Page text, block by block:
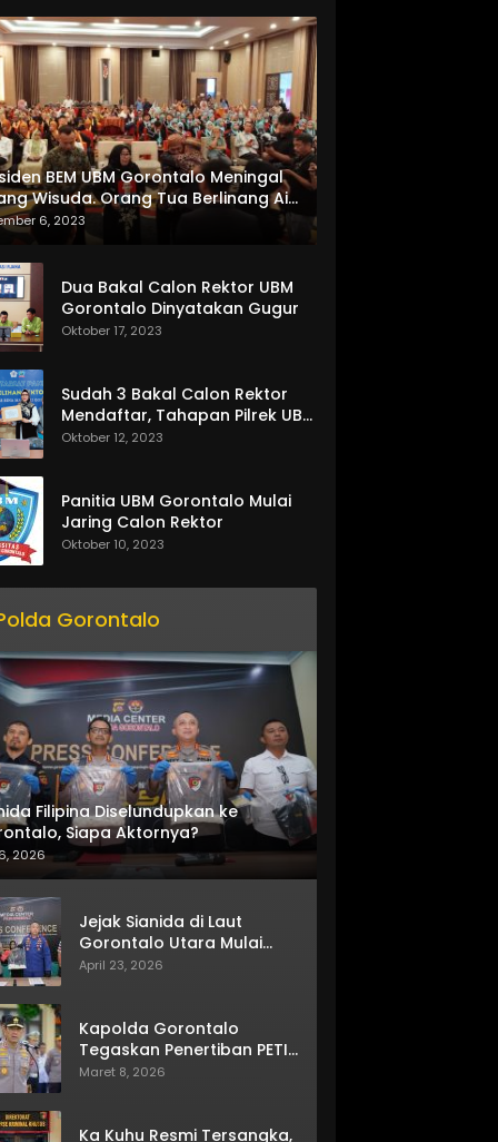
BEM UBM Gorontalo Meningal
Wisuda. Orang Tua Berlinang Air
Menerima SKL dan Pemasangan
6, 2023
Dua Bakal Calon Rektor UBM
Gorontalo Dinyatakan Gugur
Oktober 17, 2023
Sudah 3 Bakal Calon Rektor
Mendaftar, Tahapan Pilrek UBM
Gorontalo Makin Seru
Oktober 12, 2023
Panitia UBM Gorontalo Mulai
Jaring Calon Rektor
Oktober 10, 2023
Gorontalo
Filipina Diselundupkan ke
Siapa Aktornya?
2026
Jejak Sianida di Laut
Gorontalo Utara Mulai
Terkuak
April 23, 2026
Kapolda Gorontalo
Tegaskan Penertiban PETI
Terus Berjalan
Maret 8, 2026
Ka Kuhu Resmi Tersangka,